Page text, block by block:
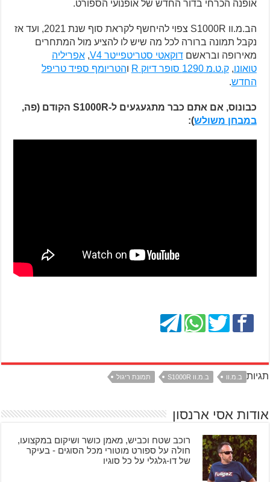
אופנה הכרחי בדור החדש של אופנועי הספורט.
הב.מ.וו S1000R צפוי להיחשף לקראת סוף שנת 2021, ועד אז
נקבל תמונה ברורה לכל מה שיש לו להציע מול המתחרים
מאירופה ובראשםדוקאטי סטריטפייטר V4 ,אפריליה
טואונו,ק.ט.מ 1290 סופר דיוק R והטריומף ספיד טריפל
החדש.
כבונוס, אם אתם כבר מתגעגעים ל-S1000R הקודם (פה,
במבחן משולש):
תגיות ב.מ.וו ב.מ.וו S1000R תמונת ריגול
אודות אסי ארנסון
רוכב שטח וכביש, מאמן כושר ושיקום במקצועו,
חולה על ספורט מוטורי מכל הסוגים - בעיקר
של דו-גלגלי על כל סוגיו